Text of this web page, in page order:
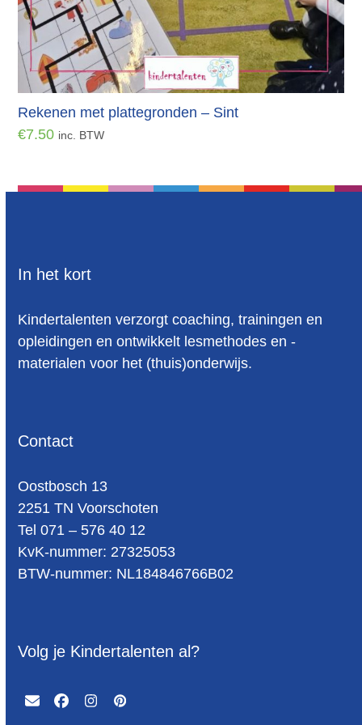
Rekenen met plattegronden – Sint
€7.50 inc. BTW
In het kort
Kindertalenten verzorgt coaching, trainingen en
opleidingen en ontwikkelt lesmethodes en -
materialen voor het (thuis)onderwijs.
Contact
Oost­bosch 13
2251 TN Voorschoten
Tel 071 – 576 40 12
KvK-nummer: 27325053
BTW-num­mer: NL184846766B02
Volg je Kindertalenten al?
EmailFacebook
Instagram
Pinterest